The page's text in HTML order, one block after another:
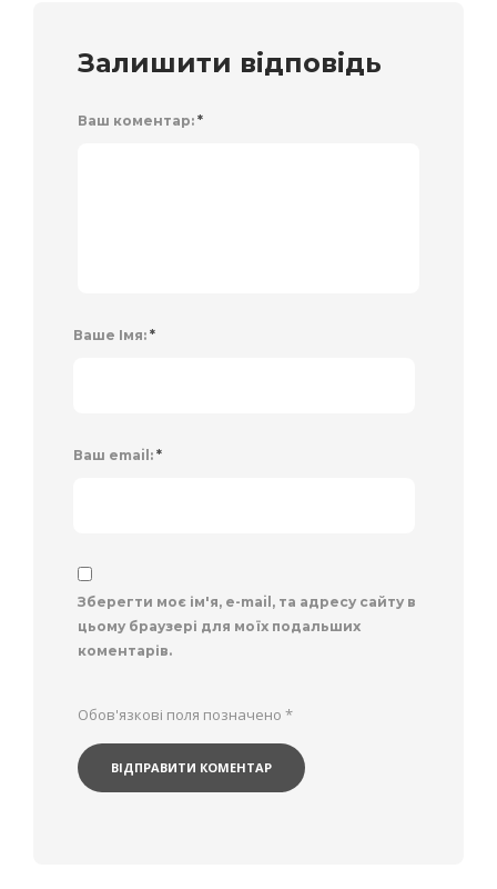
Залишити відповідь
Ваш коментар: *
Ваше Імя: *
Ваш email: *
Зберегти моє ім'я, e-mail, та адресу сайту в
цьому браузері для моїх подальших
коментарів.
Обов'язкові поля позначено *